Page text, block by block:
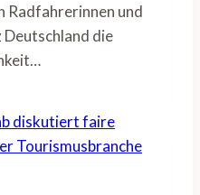
Radfahrerinnen und
Deutschland die